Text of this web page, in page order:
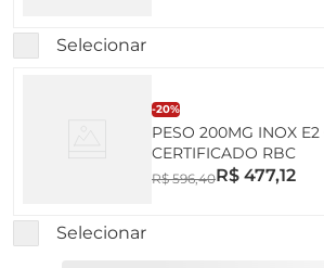
Selecionar
-20%
PESO 200MG INOX E2
CERTIFICADO RBC
R$ 596,40R$ 477,12
Selecionar